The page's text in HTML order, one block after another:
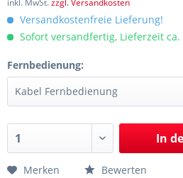
inkl. MwSt.zzgl. Versandkosten
Versandkostenfreie Lieferung!
Sofort versandfertig, Lieferzeit ca.
Fernbedienung:
In
Merken Bewerten